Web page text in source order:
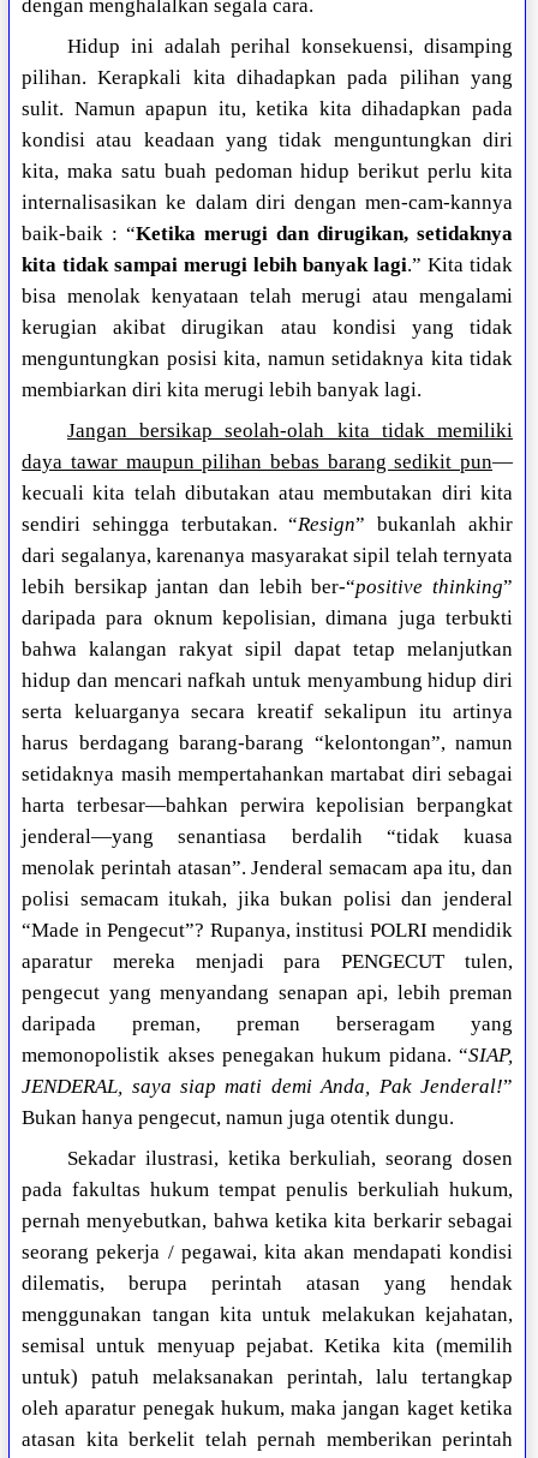
dengan menghalalkan segala cara.
Hidup ini adalah perihal konsekuensi, disamping
pilihan. Kerapkali kita dihadapkan pada pilihan yang
sulit. Namun apapun itu, ketika kita dihadapkan pada
kondisi atau keadaan yang tidak menguntungkan diri
kita, maka satu buah pedoman hidup berikut perlu kita
internalisasikan ke dalam diri dengan men-cam-kannya
baik-baik : “Ketika merugi dan dirugikan, setidaknya
kita tidak sampai merugi lebih banyak lagi.” Kita tidak
bisa menolak kenyataan telah merugi atau mengalami
kerugian akibat dirugikan atau kondisi yang tidak
menguntungkan posisi kita, namun setidaknya kita tidak
membiarkan diri kita merugi lebih banyak lagi.
Jangan bersikap seolah-olah kita tidak memiliki
daya tawar maupun pilihan bebas barang sedikit pun—
kecuali kita telah dibutakan atau membutakan diri kita
sendiri sehingga terbutakan. “Resign” bukanlah akhir
dari segalanya, karenanya masyarakat sipil telah ternyata
lebih bersikap jantan dan lebih ber-“positive thinking”
daripada para oknum kepolisian, dimana juga terbukti
bahwa kalangan rakyat sipil dapat tetap melanjutkan
hidup dan mencari nafkah untuk menyambung hidup diri
serta keluarganya secara kreatif sekalipun itu artinya
harus berdagang barang-barang “kelontongan”, namun
setidaknya masih mempertahankan martabat diri sebagai
harta terbesar—bahkan perwira kepolisian berpangkat
jenderal—yang senantiasa berdalih “tidak kuasa
menolak perintah atasan”. Jenderal semacam apa itu, dan
polisi semacam itukah, jika bukan polisi dan jenderal
“Made in Pengecut”? Rupanya, institusi POLRI mendidik
aparatur mereka menjadi para PENGECUT tulen,
pengecut yang menyandang senapan api, lebih preman
daripada preman, preman berseragam yang
memonopolistik akses penegakan hukum pidana. “SIAP,
JENDERAL, saya siap mati demi Anda, Pak Jenderal!”
Bukan hanya pengecut, namun juga otentik dungu.
Sekadar ilustrasi, ketika berkuliah, seorang dosen
pada fakultas hukum tempat penulis berkuliah hukum,
pernah menyebutkan, bahwa ketika kita berkarir sebagai
seorang pekerja / pegawai, kita akan mendapati kondisi
dilematis, berupa perintah atasan yang hendak
menggunakan tangan kita untuk melakukan kejahatan,
semisal untuk menyuap pejabat. Ketika kita (memilih
untuk) patuh melaksanakan perintah, lalu tertangkap
oleh aparatur penegak hukum, maka jangan kaget ketika
atasan kita berkelit telah pernah memberikan perintah